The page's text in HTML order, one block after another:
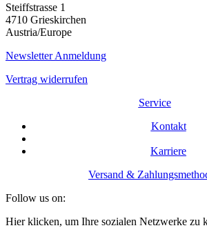
Steiffstrasse 1
4710 Grieskirchen
Austria/Europe
Newsletter Anmeldung
Vertrag widerrufen
Service
Kontakt
Karriere
Versand &
Follow us on:
Hier klicken, um Ihre sozialen Netzwerke zu